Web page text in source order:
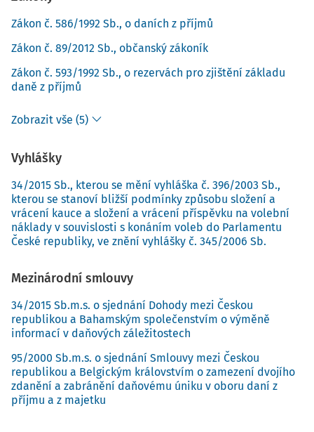
Zákon č. 586/1992 Sb., o daních z příjmů
Zákon č. 89/2012 Sb., občanský zákoník
Zákon č. 593/1992 Sb., o rezervách pro zjištění základu
daně z příjmů
Zobrazit vše (5)
Vyhlášky
34/2015 Sb., kterou se mění vyhláška č. 396/2003 Sb.,
kterou se stanoví bližší podmínky způsobu složení a
vrácení kauce a složení a vrácení příspěvku na volební
náklady v souvislosti s konáním voleb do Parlamentu
České republiky, ve znění vyhlášky č. 345/2006 Sb.
Mezinárodní smlouvy
34/2015 Sb.m.s. o sjednání Dohody mezi Českou
republikou a Bahamským společenstvím o výměně
informací v daňových záležitostech
95/2000 Sb.m.s. o sjednání Smlouvy mezi Českou
republikou a Belgickým královstvím o zamezení dvojího
zdanění a zabránění daňovému úniku v oboru daní z
příjmu a z majetku